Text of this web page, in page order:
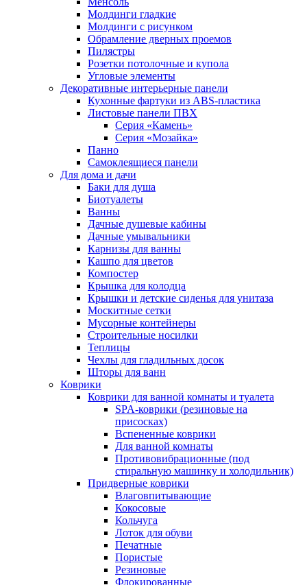
Молдинги гладкие
Молдинги с рисунком
Обрамление дверных проемов
Пилястры
Розетки потолочные и купола
Угловые элементы
Декоративные интерьерные панели
Кухонные фартуки из ABS-пластика
Листовые панели ПВХ
Серия «Камень»
Серия «Мозайка»
Панно
Самоклеящиеся панели
Для дома и дачи
Баки для душа
Биотуалеты
Ванны
Дачные душевые кабины
Дачные умывальники
Карнизы для ванны
Кашпо для цветов
Компостер
Крышка для колодца
Крышки и детские сиденья для унитаза
Москитные сетки
Мусорные контейнеры
Строительные носилки
Теплицы
Чехлы для гладильных досок
Шторы для ванн
Коврики
Коврики для ванной комнаты и туалета
SPA-коврики (резиновые на
присосках)
Вспененные коврики
Для ванной комнаты
Противовибрационные (под
стиральную машинку и холодильник)
Придверные коврики
Влаговпитывающие
Кокосовые
Кольчуга
Лоток для обуви
Печатные
Пористые
Резиновые
Флокированные